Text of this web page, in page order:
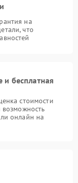
на
что
и бесплатная
стоимости
возможность
онлайн на